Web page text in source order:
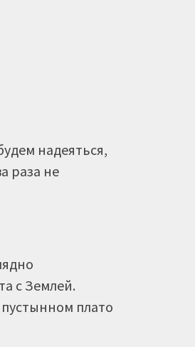
надеяться,
раза не
с Землей.
плато